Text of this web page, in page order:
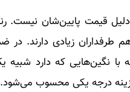
دلیل قیمت پایین‌شان
طرفداران زیادی دارند. در
نگین‌هایی که دارد شبیه
درجه یکی محسوب می‌شود.